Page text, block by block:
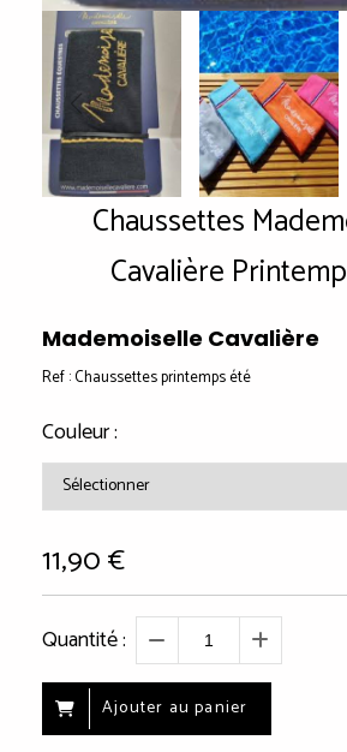
Chaussettes
Cavalière
Mademoiselle Cavalière
Ref :Chaussettes printemps été
Couleur :
11,90€
Quantité :
Ajouter au panier